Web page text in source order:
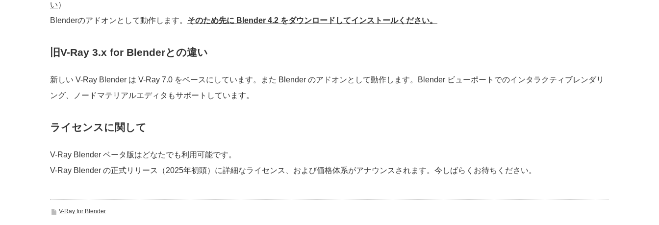
い）
Blenderのアドオンとして動作します。 そのため先に Blender 4.2 をダウンロードしてインストールください。
旧V-Ray 3.x for Blenderとの違い
新しい V-Ray Blender は V-Ray 7.0 をベースにしています。また Blender のアドオンとして動作します。Blender ビューポートでのインタラクティブレンダリ
ング、ノードマテリアルエディタもサポートしています。
ライセンスに関して
V-Ray Blender ベータ版はどなたでも利用可能です。
V-Ray Blender の正式リリース（2025年初頭）に詳細なライセンス、および価格体系がアナウンスされます。今しばらくお待ちください。
V-Ray for Blender